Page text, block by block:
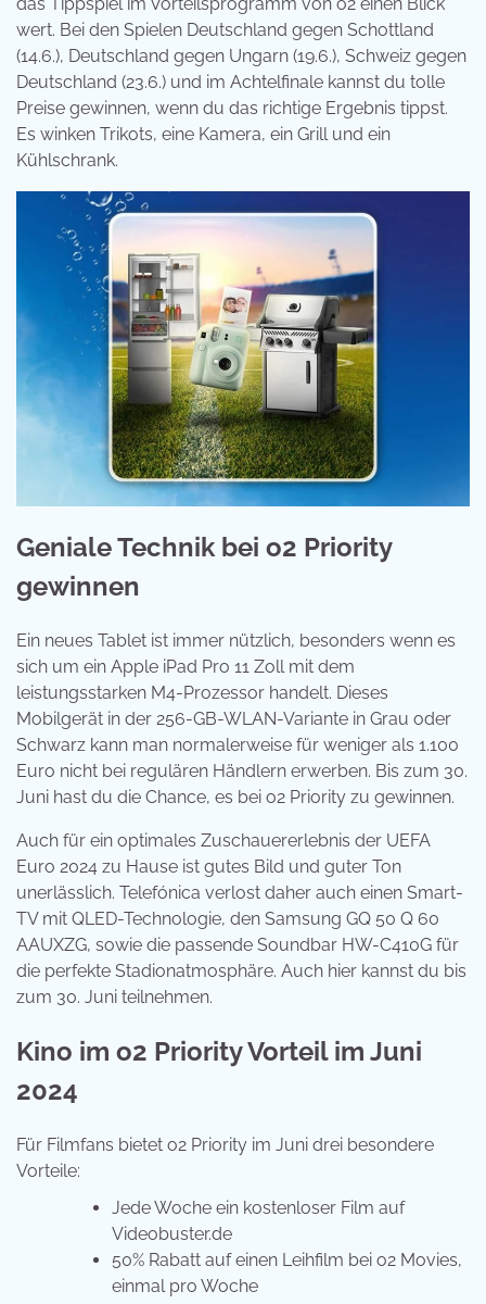
das Tippspiel im Vorteilsprogramm von o2 einen Blick
wert. Bei den Spielen Deutschland gegen Schottland
(14.6.), Deutschland gegen Ungarn (19.6.), Schweiz gegen
Deutschland (23.6.) und im Achtelfinale kannst du tolle
Preise gewinnen, wenn du das richtige Ergebnis tippst.
Es winken Trikots, eine Kamera, ein Grill und ein
Kühlschrank.
Geniale Technik bei o2 Priority
gewinnen
Ein neues Tablet ist immer nützlich, besonders wenn es
sich um ein Apple iPad Pro 11 Zoll mit dem
leistungsstarken M4-Prozessor handelt. Dieses
Mobilgerät in der 256-GB-WLAN-Variante in Grau oder
Schwarz kann man normalerweise für weniger als 1.100
Euro nicht bei regulären Händlern erwerben. Bis zum 30.
Juni hast du die Chance, es bei o2 Priority zu gewinnen.
Auch für ein optimales Zuschauererlebnis der UEFA
Euro 2024 zu Hause ist gutes Bild und guter Ton
unerlässlich. Telefónica verlost daher auch einen Smart-
TV mit QLED-Technologie, den Samsung GQ 50 Q 60
AAUXZG, sowie die passende Soundbar HW-C410G für
die perfekte Stadionatmosphäre. Auch hier kannst du bis
zum 30. Juni teilnehmen.
Kino im o2 Priority Vorteil im Juni
2024
Für Filmfans bietet o2 Priority im Juni drei besondere
Vorteile:
Jede Woche ein kostenloser Film auf
Videobuster.de
50% Rabatt auf einen Leihfilm bei o2 Movies,
einmal pro Woche